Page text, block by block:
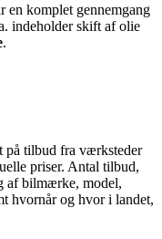
en komplet gennemgang
indeholder skift af olie
.
på tilbud fra værksteder
priser. Antal tilbud,
af bilmærke, model,
hvornår og hvor i landet,